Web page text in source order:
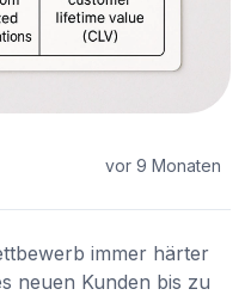
vor 9 Monaten
immer härter
neuen Kunden bis zu